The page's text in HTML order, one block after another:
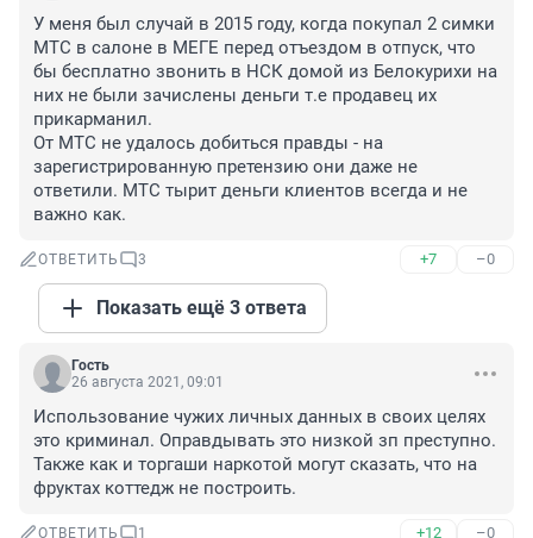
У меня был случай в 2015 году, когда покупал 2 симки
МТС в салоне в МЕГЕ перед отъездом в отпуск, что
бы бесплатно звонить в НСК домой из Белокурихи на
них не были зачислены деньги т.е продавец их
прикарманил.
От МТС не удалось добиться правды - на
зарегистрированную претензию они даже не
ответили. МТС тырит деньги клиентов всегда и не
важно как.
ОТВЕТИТЬ 3 +7 –0
Показать ещё 3 ответа
Гость
26 августа 2021, 09:01
Использование чужих личных данных в своих целях
это криминал. Оправдывать это низкой зп преступно.
Также как и торгаши наркотой могут сказать, что на
фруктах коттедж не построить.
ОТВЕТИТЬ 1 +12 –0